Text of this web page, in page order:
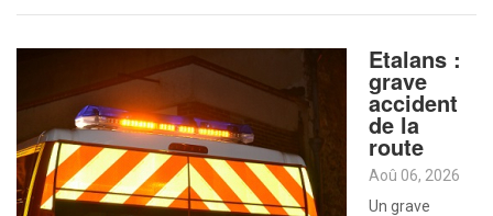
Etalans :
grave
accident
de la
route
Aoû 06, 2026
Un grave